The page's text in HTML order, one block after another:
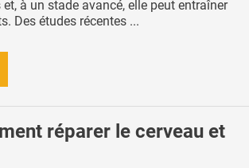
à un stade avancé, elle peut entraîner
Des études récentes ...
réparer le cerveau et